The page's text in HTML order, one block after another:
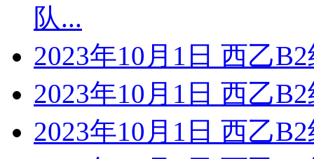
队...
2023年10月1日 西乙
2023年10月1日 西乙
2023年10月1日 西乙